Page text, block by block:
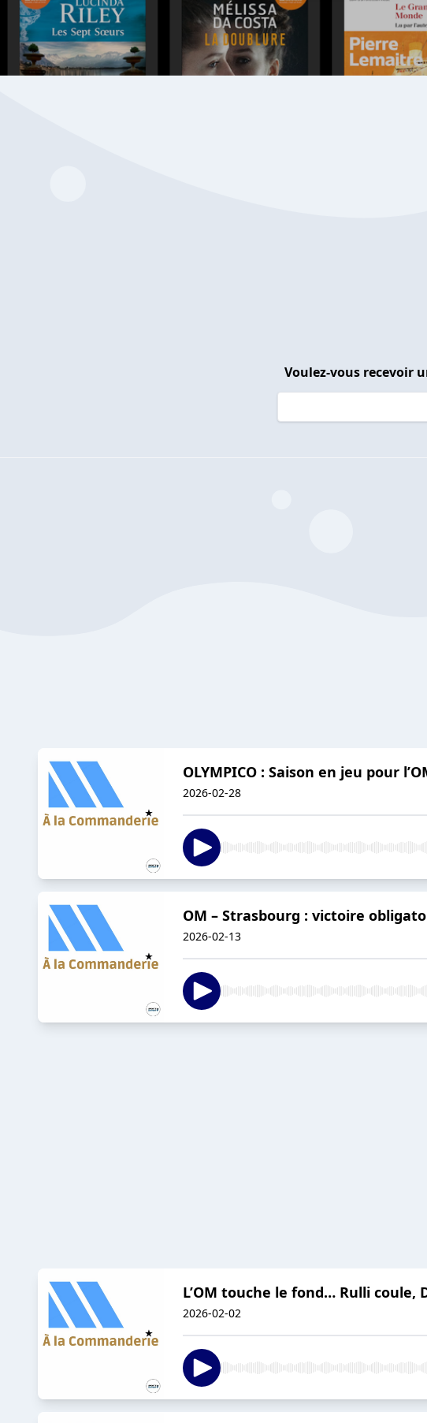
Voulez-vous recevoir
OLYMPICO : Saison en jeu pour
2026-02-28
OM – Strasbourg : victoire
2026-02-13
L’OM touche le fond… Rulli coule,
2026-02-02